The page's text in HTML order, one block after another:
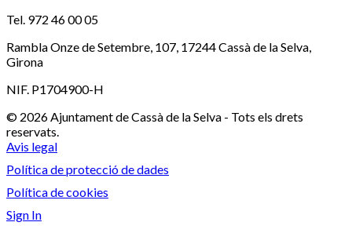
Tel. 972 46 00 05
Rambla Onze de Setembre, 107, 17244 Cassà de la Selva,
Girona
NIF. P1704900-H
© 2026 Ajuntament de Cassà de la Selva - Tots els drets
reservats.
Avis legal
Política de protecció de dades
Política de cookies
Sign In